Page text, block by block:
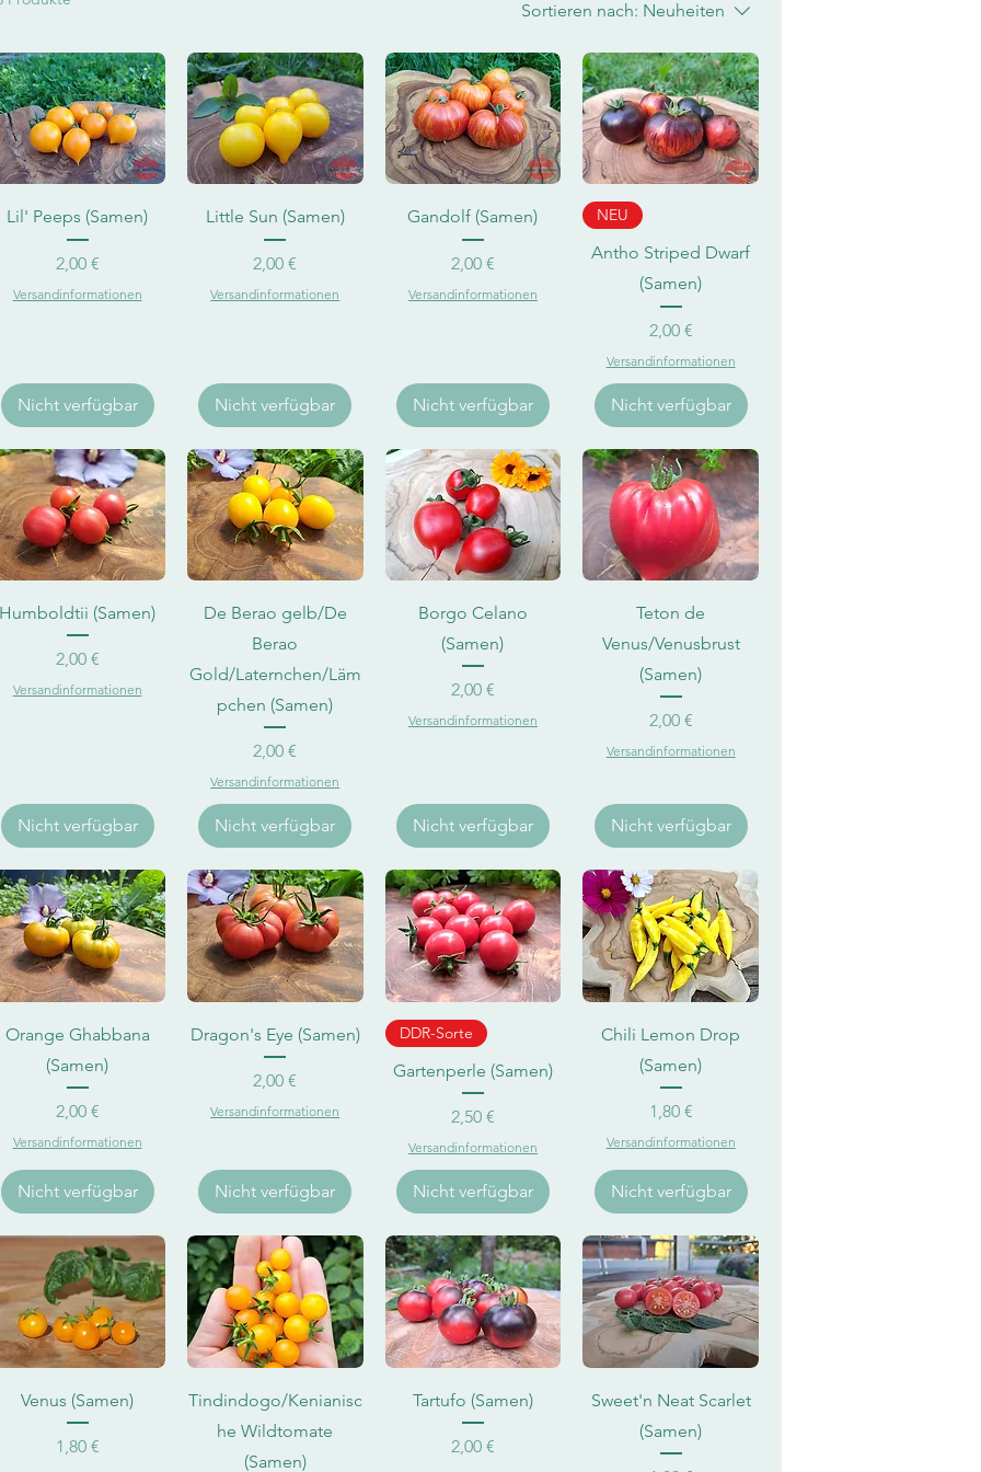
Sortieren nach: Neuheiten
Schnellansicht
Lil' Peeps (Samen)
Preis
2,00 €
Versandinformationen
Nicht verfügbar
Schnellansicht
Little Sun (Samen)
Preis
2,00 €
Versandinformationen
Nicht verfügbar
Schnellansicht
Gandolf (Samen)
Preis
2,00 €
Versandinformationen
Nicht verfügbar
Schnellansicht
NEU
Antho Striped Dwarf
(Samen)
Preis
2,00 €
Versandinformationen
Nicht verfügbar
Schnellansicht
Humboldtii (Samen)
Preis
2,00 €
Versandinformationen
Nicht verfügbar
Schnellansicht
De Berao gelb/De
Berao
Gold/Laternchen/Läm
pchen (Samen)
Preis
2,00 €
Versandinformationen
Nicht verfügbar
Schnellansicht
Borgo Celano
(Samen)
Preis
2,00 €
Versandinformationen
Nicht verfügbar
Schnellansicht
Teton de
Venus/Venusbrust
(Samen)
Preis
2,00 €
Versandinformationen
Nicht verfügbar
Schnellansicht
Orange Ghabbana
(Samen)
Preis
2,00 €
Versandinformationen
Nicht verfügbar
Schnellansicht
Dragon's Eye (Samen)
Preis
2,00 €
Versandinformationen
Nicht verfügbar
Schnellansicht
DDR-Sorte
Gartenperle (Samen)
Preis
2,50 €
Versandinformationen
Nicht verfügbar
Schnellansicht
Chili Lemon Drop
(Samen)
Preis
1,80 €
Versandinformationen
Nicht verfügbar
Schnellansicht
Venus (Samen)
Preis
1,80 €
Schnellansicht
Tindindogo/Kenianisc
he Wildtomate
(Samen)
Schnellansicht
Tartufo (Samen)
Preis
2,00 €
Schnellansicht
Sweet'n Neat Scarlet
(Samen)